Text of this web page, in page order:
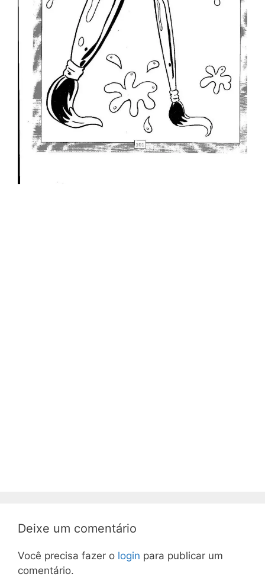
Deixe um comentário
Você precisa fazer o login para publicar um
comentário.